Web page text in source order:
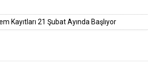
Kayıtları 21 Şubat Ayında Başlıyor